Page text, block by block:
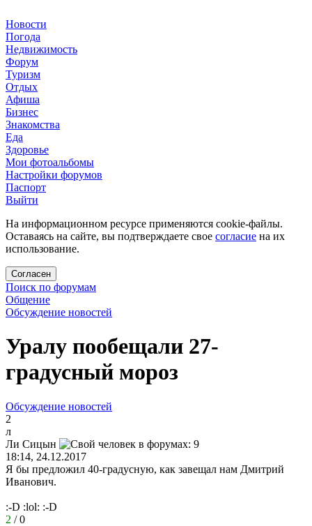
Новости
Погода
Недвижимость
Форум
Туризм
Отдых
Афиша
Бизнес
Знакомства
Еда
Здоровье
Мои фотоальбомы
Настройки форумов
Паспорт
Выйти
На информационном ресурсе применяются cookie-файлы.
Оставаясь на сайте, вы подтверждаете свое согласие на их
использование.
Согласен
Поиск по форумам
Общение
Обсуждение новостей
Уралу пообещали 27-
градусный мороз
Обсуждение новостей
2
л
Ли Сицын
18:14, 24.12.2017
Я бы предложил 40-градусную, как завещал нам Дмитрий
Иванович.
:-D :lol: :-D
2 /0